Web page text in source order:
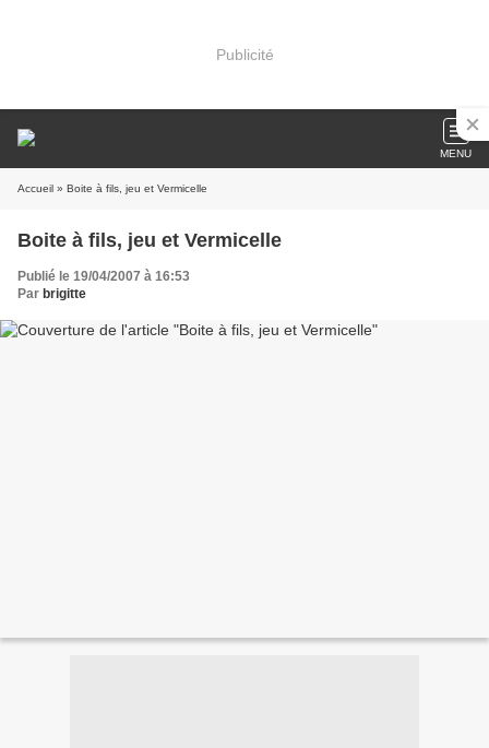
Publicité
MENU
Accueil » Boite à fils, jeu et Vermicelle
Boite à fils, jeu et Vermicelle
Publié le 19/04/2007 à 16:53
Par brigitte